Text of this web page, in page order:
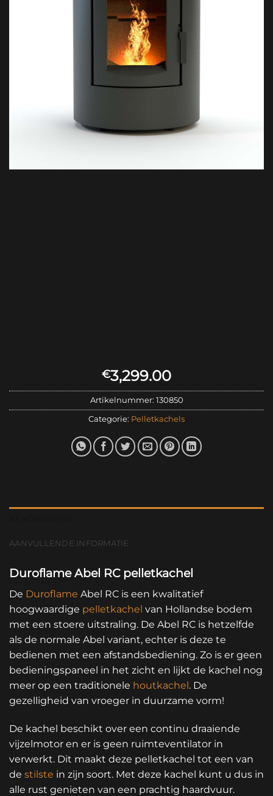
€3,299.00
Artikelnummer: 130850
Categorie: Pelletkachels
AANVULLENDE INFORMATIE
Duroflame Abel RC pelletkachel
De Duroflame Abel RC is een kwalitatief
hoogwaardige pelletkachel van Hollandse bodem
met een stoere uitstraling. De Abel RC is hetzelfde
als de normale Abel variant, echter is deze te
bedienen met een afstandsbediening. Zo is er geen
bedieningspaneel in het zicht en lijkt de kachel nog
meer op een traditionele houtkachel. De
gezelligheid van vroeger in duurzame vorm!
De kachel beschikt over een continu draaiende
vijzelmotor en er is geen ruimteventilator in
verwerkt. Dit maakt deze pelletkachel tot een van
de stilste in zijn soort. Met deze kachel kunt u dus in
alle rust genieten van een prachtig haardvuur.